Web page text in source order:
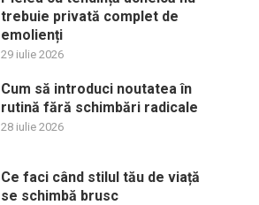
trebuie privată complet de
emolienți
29 iulie 2026
Cum să introduci noutatea în
rutină fără schimbări radicale
28 iulie 2026
Ce faci când stilul tău de viață
se schimbă brusc